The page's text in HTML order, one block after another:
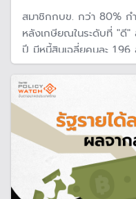
สมาชิกกบข. กว่า 80% ก
หลังเกษียณในระดับที่ "ดี
ปี มีหนี้สินเฉลี่ยคนละ
และอายุยืนขึ้น ฐานะการเ
รองรับรายจ่ายเดือนละ